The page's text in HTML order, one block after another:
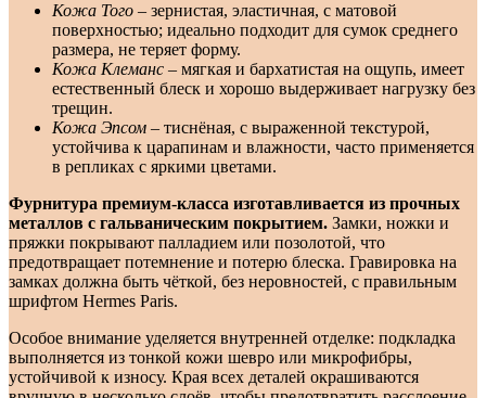
Кожа Того – зернистая, эластичная, с матовой
поверхностью; идеально подходит для сумок среднего
размера, не теряет форму.
Кожа Клеманс – мягкая и бархатистая на ощупь, имеет
естественный блеск и хорошо выдерживает нагрузку без
трещин.
Кожа Эпсом – тиснёная, с выраженной текстурой,
устойчива к царапинам и влажности, часто применяется
в репликах с яркими цветами.
Фурнитура премиум-класса изготавливается из прочных
металлов с гальваническим покрытием. Замки, ножки и
пряжки покрывают палладием или позолотой, что
предотвращает потемнение и потерю блеска. Гравировка на
замках должна быть чёткой, без неровностей, с правильным
шрифтом Hermes Paris.
Особое внимание уделяется внутренней отделке: подкладка
выполняется из тонкой кожи шевро или микрофибры,
устойчивой к износу. Края всех деталей окрашиваются